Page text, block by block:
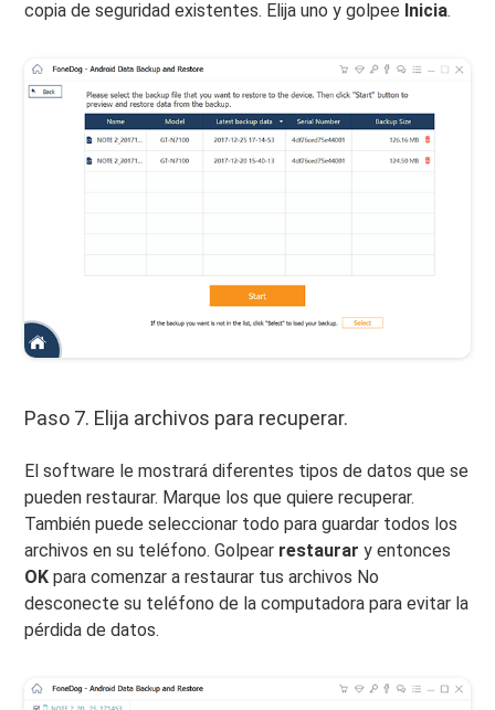
copia de seguridad existentes. Elija uno y golpee Inicia.
Paso 7. Elija archivos para recuperar.
El software le mostrará diferentes tipos de datos que se
pueden restaurar. Marque los que quiere recuperar.
También puede seleccionar todo para guardar todos los
archivos en su teléfono. Golpear restaurary entonces
OKpara comenzar a restaurar tus archivos No
desconecte su teléfono de la computadora para evitar la
pérdida de datos.